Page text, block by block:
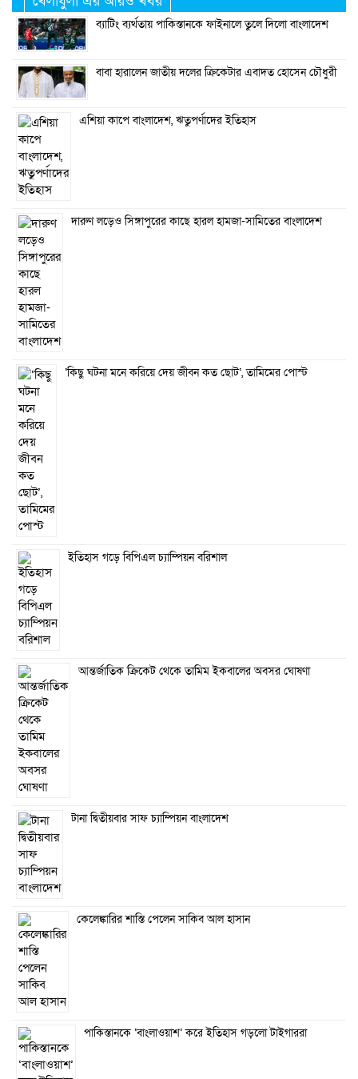
ব্যাটিং ব্যর্থতায় পাকিস্তানকে ফাইনালে তুলে দিলো বাংলাদেশ
বাবা হারালেন জাতীয় দলের ক্রিকেটার এবাদত হোসেন চৌধুরী
এশিয়া কাপে বাংলাদেশ, ঋতুপর্ণাদের ইতিহাস
দারুণ লড়েও সিঙ্গাপুরের কাছে হারল হামজা-সামিতের বাংলাদেশ
‘কিছু ঘটনা মনে করিয়ে দেয় জীবন কত ছোট’, তামিমের পোস্ট
ইতিহাস গড়ে বিপিএল চ্যাম্পিয়ন বরিশাল
আন্তর্জাতিক ক্রিকেট থেকে তামিম ইকবালের অবসর ঘোষণা
টানা দ্বিতীয়বার সাফ চ্যাম্পিয়ন বাংলাদেশ
কেলেঙ্কারির শাস্তি পেলেন সাকিব আল হাসান
পাকিস্তানকে ‘বাংলাওয়াশ’ করে ইতিহাস গড়লো টাইগাররা